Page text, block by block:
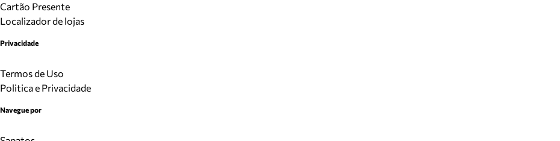
Cartão Presente
Localizador de lojas
Privacidade
Termos de Uso
Politica e Privacidade
Navegue por